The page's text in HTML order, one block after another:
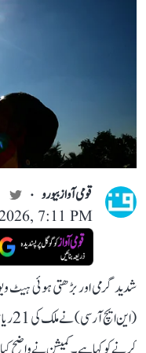
قومی آواز بیورو
7:11 PM
شدید گرمی اور بڑھتی ہوئی ہیٹ